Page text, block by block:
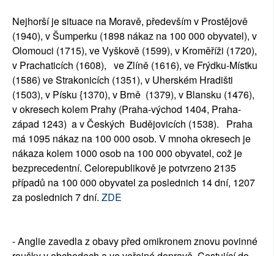
Nejhorší je situace na Moravě, především v Prostějově
(1940), v Šumperku (1898 nákaz na 100 000 obyvatel), v
Olomouci (1715), ve Vyškově (1599), v Kroměříži (1720),
v Prachaticích (1608), ve Zlíně (1616), ve Frýdku-Místku
(1586) ve Strakonicích (1351), v Uherském Hradišti
(1503), v Písku {1370), v Brně (1379), v Blansku (1476),
v okresech kolem Prahy (Praha-východ 1404, Praha-
západ 1243) a v Českých Budějovicích (1538). Praha
má 1095 nákaz na 100 000 osob. V mnoha okresech je
nákaza kolem 1000 osob na 100 000 obyvatel, což je
bezprecedentní. Celorepublikově je potvrzeno 2135
případů na 100 000 obyvatel za poslednich 14 dní, 1207
za poslednich 7 dní. ZDE
- Anglie zavedla z obavy před omikronem znovu povinné